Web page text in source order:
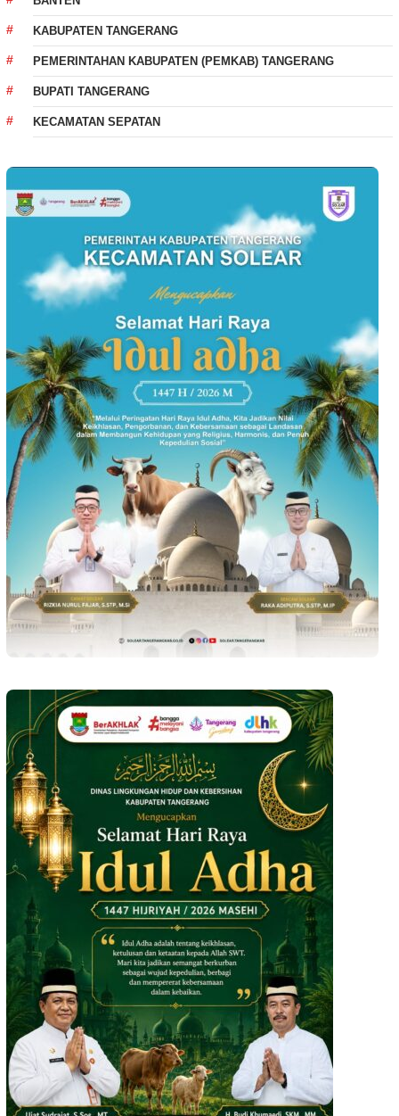
KABUPATEN TANGERANG
PEMERINTAHAN KABUPATEN (PEMKAB) TANGERANG
BUPATI TANGERANG
KECAMATAN SEPATAN